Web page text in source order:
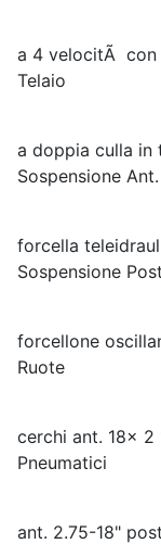
a 4 velocitÃ con
Telaio
a doppia culla in
Sospensione Ant.
forcella
Sospensione
forcellone
Ruote
cerchi ant. 18x 2
Pneumatici
ant. 2.75-18"